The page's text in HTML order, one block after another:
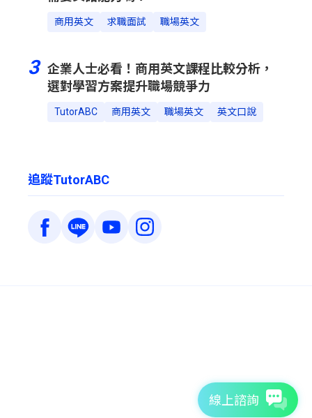
商用英文 求職面試 職場英文
3 企業人士必看！商用英文課程比較分析，
選對學習方案提升職場競爭力
TutorABC 商用英文 職場英文 英文口說
追蹤TutorABC
線上諮詢